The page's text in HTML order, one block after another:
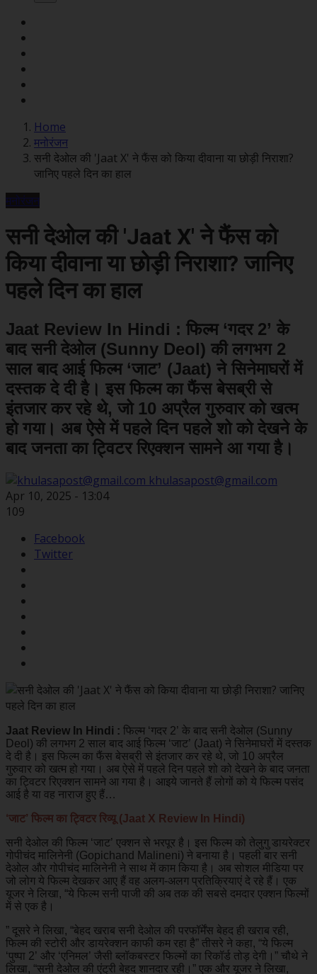
Home
मनोरंजन
सनी देओल की 'Jaat X' ने फैंस को किया दीवाना या छोड़ी निराशा?
जानिए पहले दिन का हाल
मनोरंजन
सनी देओल की 'Jaat X' ने फैंस को
किया दीवाना या छोड़ी निराशा? जानिए
पहले दिन का हाल
Jaat Review In Hindi : फिल्म ‘गदर 2’ के
बाद सनी देओल (Sunny Deol) की लगभग 2
साल बाद आई फिल्म ‘जाट’ (Jaat) ने सिनेमाघरों में
दस्तक दे दी है। इस फिल्म का फैंस बेसब्री से
इंतजार कर रहे थे, जो 10 अप्रैल गुरुवार को खत्म
हो गया। अब ऐसे में पहले दिन पहले शो को देखने के
बाद जनता का ट्विटर रिएक्शन सामने आ गया है।
khulasapost@gmail.com
Apr 10, 2025 - 13:04
109
Facebook
Twitter
Jaat Review In Hindi : फिल्म ‘गदर 2’ के बाद सनी देओल (Sunny
Deol) की लगभग 2 साल बाद आई फिल्म ‘जाट’ (Jaat) ने सिनेमाघरों में दस्तक
दे दी है। इस फिल्म का फैंस बेसब्री से इंतजार कर रहे थे, जो 10 अप्रैल
गुरुवार को खत्म हो गया। अब ऐसे में पहले दिन पहले शो को देखने के बाद जनता
का ट्विटर रिएक्शन सामने आ गया है। आइये जानते हैं लोगों को ये फिल्म पसंद
आई है या वह नाराज हुए हैं…
‘जाट’ फिल्म का ट्विटर रिव्यू (Jaat X Review In Hindi)
सनी देओल की फिल्म ‘जाट’ एक्शन से भरपूर है। इस फिल्म को तेलुगु डायरेक्टर
गोपीचंद मालिनेनी (Gopichand Malineni) ने बनाया है। पहली बार सनी
देओल और गोपीचंद मालिनेनी ने साथ में काम किया है। अब सोशल मीडिया पर
जो लोग ये फिल्म देखकर आए हैं वह अलग-अलग प्रतिक्रियाएं दे रहे हैं। एक
यूजर ने लिखा, “ये फिल्म सनी पाजी की अब तक की सबसे दमदार एक्शन फिल्मों
में से एक है।
” दूसरे ने लिखा, “बेहद खराब सनी देओल की परफॉर्मेंस बेहद ही खराब रही,
फिल्म की स्टोरी और डायरेक्शन काफी कम रहा है” तीसरे ने कहा, “ये फिल्म
‘पुष्पा 2’ और ‘एनिमल’ जैसी ब्लॉकबस्टर फिल्मों का रिकॉर्ड तोड़ देगी।” चौथे ने
लिखा, “सनी देओल की एंट्री बेहद शानदार रही।” एक और यूजर ने लिखा,